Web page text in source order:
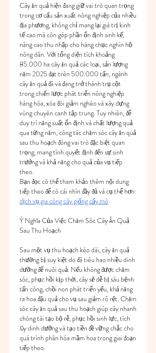
Cây ăn quả hiện đang giữ vai trò quan trọng
trong cơ cấu sản xuất nông nghiệp của nhiều
địa phương, không chỉ mang lại giá trị kinh
tế cao mà còn góp phần ổn định sinh kế,
nâng cao thu nhập cho hàng chục nghìn hộ
nông dân. Với tổng diện tích khoảng
85.000 ha cây ăn quả các loại, sản lượng
năm 2025 đạt trên 500.000 tấn, ngành
cây ăn quả đã và đang trở thành trụ cột
trong chiến lược phát triển nông nghiệp
hàng hóa, xóa đói giảm nghèo và xây dựng
vùng chuyên canh tập trung. Tuy nhiên, để
duy trì năng suất ổn định và chất lượng quả
qua từng năm, công tác chăm sóc cây ăn quả
sau thu hoạch đóng vai trò đặc biệt quan
trọng, mang tính quyết định đến sự sinh
trưởng và khả năng cho quả của vụ tiếp
theo.
Bạn đọc có thể tham khảo thêm nội dung
dịch vụ gia công cây giống cấy mô
Ý Nghĩa Của Việc Chăm Sóc Cây Ăn Quả
Sau Thu Hoạch
Sau một vụ thu hoạch kéo dài, cây ăn quả
thường bị suy kiệt do đã tiêu hao nhiều dinh
dưỡng để nuôi quả. Nếu không được chăm
sóc, phục hồi kịp thời, cây sẽ dễ bị sâu bệnh
tấn công, chồi non phát triển yếu, khả năng
ra hoa đậu quả cho vụ sau giảm rõ rệt. Chăm
sóc cây ăn quả sau thu hoạch giúp cây nhanh
chóng tái tạo bộ rễ, phục hồi sinh lực, tích
lũy dinh dưỡng và tạo tiền đề vững chắc cho
quá trình phân hóa mầm hoa trong giai đoạn
tiếp theo.